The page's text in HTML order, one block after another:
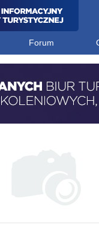
Forum